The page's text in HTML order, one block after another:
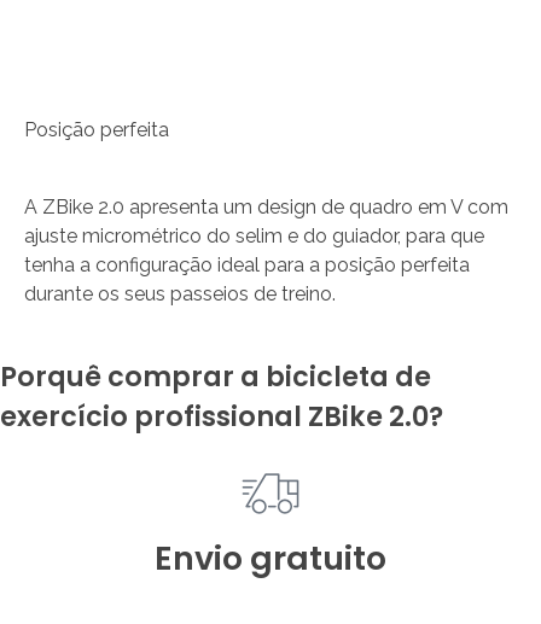
Posição perfeita
A ZBike 2.0 apresenta um design de quadro em V com
ajuste micrométrico do selim e do guiador, para que
tenha a configuração ideal para a posição perfeita
durante os seus passeios de treino.
Porquê comprar a bicicleta de
exercício profissional ZBike 2.0?
Envio gratuito